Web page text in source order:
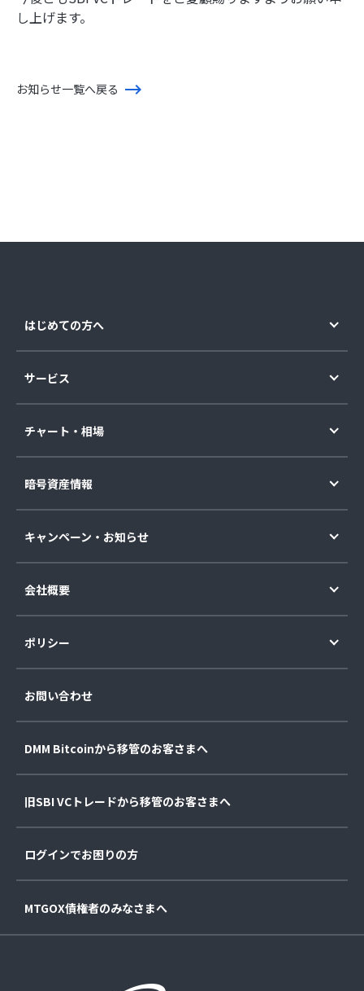
し上げます。
お知らせ一覧へ戻る
はじめての方へ
サービス
チャート・相場
暗号資産情報
キャンペーン・お知らせ
会社概要
ポリシー
お問い合わせ
DMM Bitcoinから移管のお客さまへ
旧SBI VCトレードから移管のお客さまへ
ログインでお困りの方
MTGOX債権者のみなさまへ